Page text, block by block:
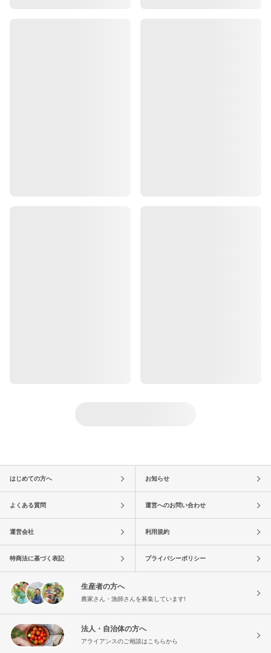
はじめての方へ お知らせ
よくある質問 運営へのお問い合わせ
運営会社 利用規約
特商法に基づく表記 プライバシーポリシー
生産者の方へ
農家さん・漁師さんを募集しています!
法人・自治体の方へ
アライアンスのご相談はこちらから